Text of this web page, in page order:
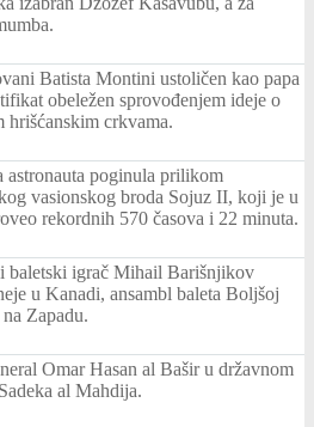
Batista Montini ustoličen kao papa
obeležen sprovođenjem ideje o
hrišćanskim crkvama.
astronauta poginula prilikom
vasionskog broda Sojuz II, koji je u
rekordnih 570 časova i 22 minuta.
baletski igrač Mihail Barišnjikov
u Kanadi, ansambl baleta Boljšoj
Zapadu.
Omar Hasan al Bašir u državnom
al Mahdija.